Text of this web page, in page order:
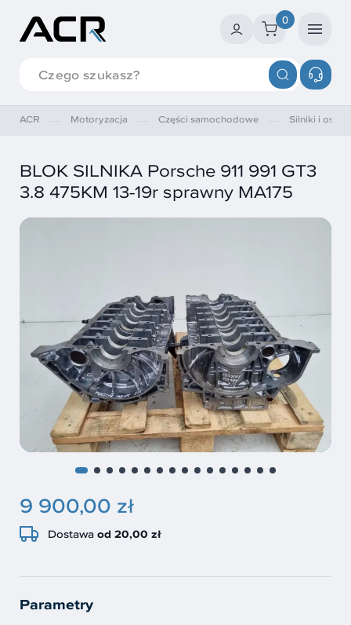
0
ACR Motoryzacja Części samochodowe Silniki i
BLOK SILNIKA Porsche 911 991 GT3
3.8 475KM 13-19r sprawny MA175
9 900,00 zł
Dostawa od 20,00 zł
Parametry